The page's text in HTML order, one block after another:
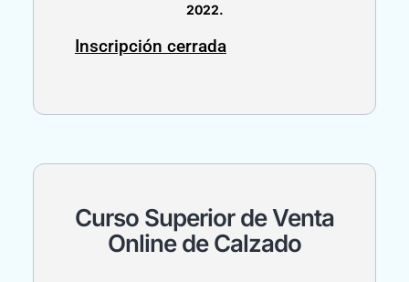
2022.
Inscripción cerrada
Curso Superior de Venta
Online de Calzado